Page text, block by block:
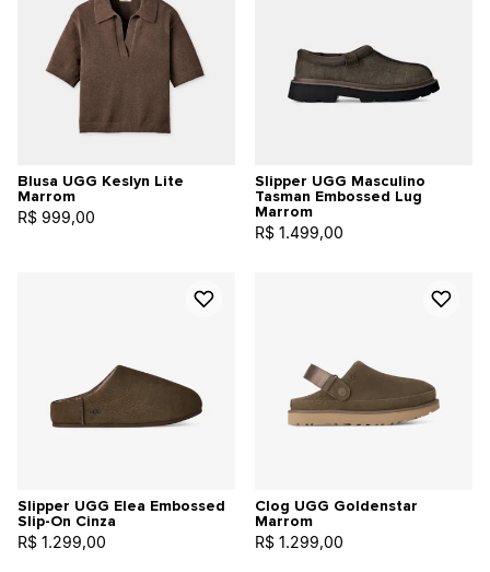
Blusa UGG Keslyn Lite
Marrom
R$ 999,00
Slipper UGG Masculino
Tasman Embossed Lug
Marrom
R$ 1.499,00
Slipper UGG Elea Embossed
Slip-On Cinza
R$ 1.299,00
Clog UGG Goldenstar
Marrom
R$ 1.299,00